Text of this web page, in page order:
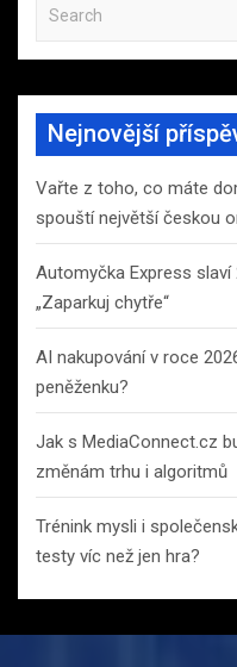
a
r
h
Nejnovější
Vařte z toho, co máte
spouští největší českou
Automyčka Express
„Zaparkuj chytře“
AI nakupování v roce
peněženku?
Jak s MediaConnect.cz
změnám trhu i algoritmů
Trénink mysli i
testy víc než jen hra?